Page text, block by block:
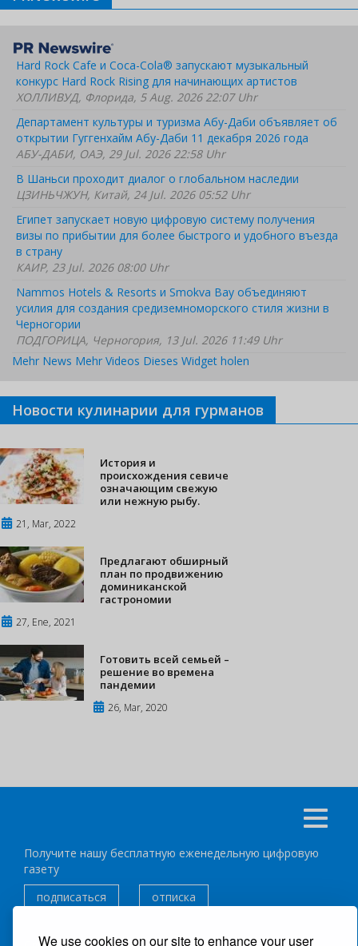
We use cookies on our site to enhance your user
Hard Rock Cafe и Coca-Cola® запускают музыкальный
конкурс Hard Rock Rising для начинающих артистов
ХОЛЛИВУД, Флорида, 5 Aug. 2026 22:07 Uhr
Департамент культуры и туризма Абу-Даби объявляет об
открытии Гуггенхайм Абу-Даби 11 декабря 2026 года
АБУ-ДАБИ, ОАЭ, 29 Jul. 2026 22:58 Uhr
В Шаньси проходит диалог о глобальном наследии
ЦЗИНЬЧЖУН, Китай, 24 Jul. 2026 05:52 Uhr
Египет запускает новую цифровую систему получения
визы по прибытии для более быстрого и удобного въезда
в страну
КАИР, 23 Jul. 2026 08:00 Uhr
Nammos Hotels & Resorts и Smokva Bay объединяют
усилия для создания средиземноморского стиля жизни в
Черногории
ПОДГОРИЦА, Черногория, 13 Jul. 2026 11:49 Uhr
Mehr News Mehr Videos Dieses Widget holen
Новости кулинарии для гурманов
История и
происхождения севиче
означающим свежую
или нежную рыбу.
21, Mar, 2022
Предлагают обширный
план по продвижению
доминиканской
гастрономии
27, Ene, 2021
Готовить всей семьей –
решение во времена
пандемии
26, Mar, 2020
Получите нашу бесплатную еженедельную цифровую
газету
подписаться
отписка